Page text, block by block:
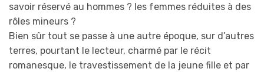
savoir réservé au hommes ? les femmes réduites à des
rôles mineurs ?
Bien sûr tout se passe à une autre époque, sur d’autres
terres, pourtant le lecteur, charmé par le récit
romanesque, le travestissement de la jeune fille et par